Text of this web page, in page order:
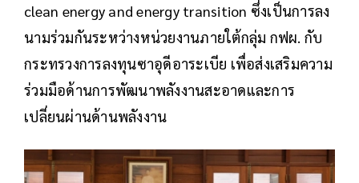
clean energy and energy transition ซึ่งเป็นการลง
นามร่วมกันระหว่างหน่วยงานภายใต้กลุ่ม กฟผ. กับ
กระทรวงการลงทุนซาอุดีอาระเบีย เพื่อส่งเสริมความ
ร่วมมือด้านการพัฒนาพลังงานสะอาดและการ
เปลี่ยนผ่านด้านพลังงาน